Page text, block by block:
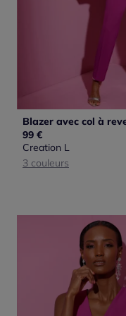
99 €
Creation L
3 couleurs